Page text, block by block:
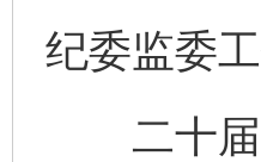
纪委监委
二十届